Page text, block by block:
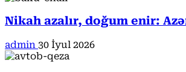
Nikah azalır, doğum enir:
admin 30 İyul 2026